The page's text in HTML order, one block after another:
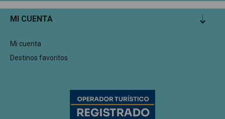
MI CUENTA
Mi cuenta
Destinos favoritos